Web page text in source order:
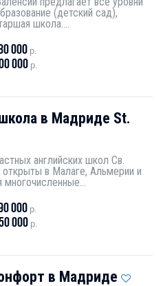
(детский сад),
школа....
000 р.
000 р.
в Мадриде St.
английских школ Св.
открыты в Малаге, Альмерии и
000 р.
000 р.
в Мадриде